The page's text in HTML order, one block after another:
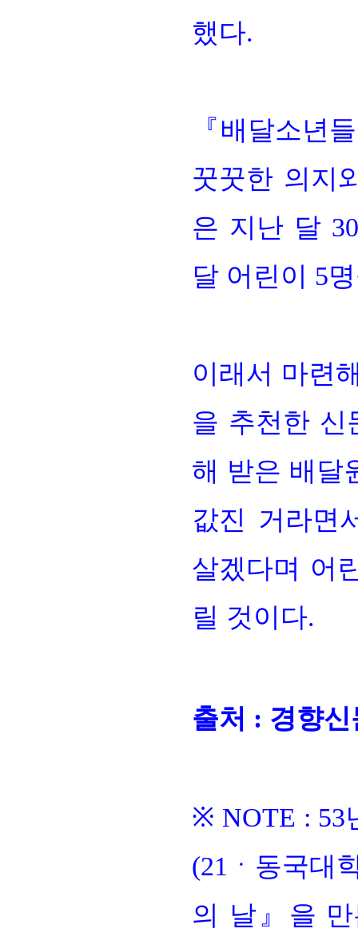
했다.
『배달소년
꿋꿋한 의지
은 지난 달 30
달 어린이 5
이래서 마련
을 추천한 신
해 받은 배달
값진 거라면
살겠다며 어
릴 것이다.
출처 : 경향
※ NOTE : 53
(21ㆍ동국대
의 날』을